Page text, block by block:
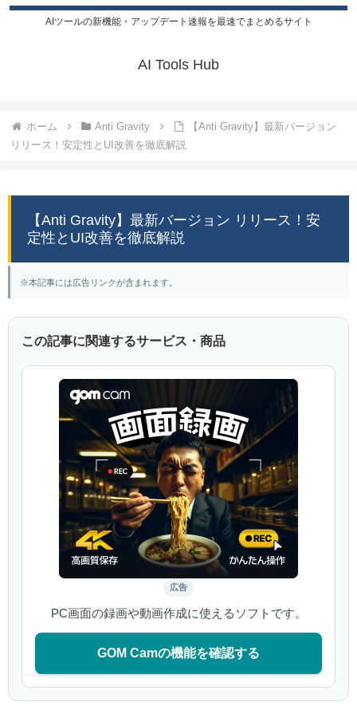
AIツールの新機能・アップデート速報を最速でまとめるサイト
AI Tools Hub
ホーム Anti Gravity
【Anti Gravity】最新バージョン
リリース！安定性とUI改善を徹底解説
【Anti Gravity】最新バージョン リリース！安
定性とUI改善を徹底解説
※本記事には広告リンクが含まれます。
この記事に関連するサービス・商品
広告
PC画面の録画や動画作成に使えるソフトです。
GOM Camの機能を確認する